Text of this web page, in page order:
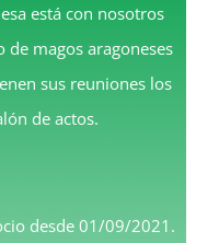
está con nosotros
magos aragoneses
sus reuniones los
de actos.
desde 01/09/2021.